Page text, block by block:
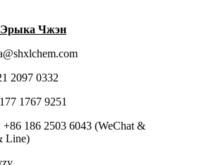
Эрыка Чжэн
2097 0332
1767 9251
+86 186 2503 6043 (WeChat &
Line)